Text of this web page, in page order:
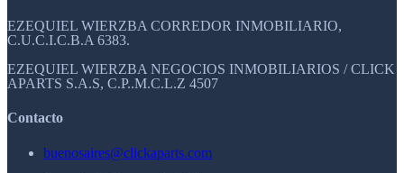
EZEQUIEL WIERZBA CORREDOR INMOBILIARIO,
C.U.C.I.C.B.A 6383.
EZEQUIEL WIERZBA NEGOCIOS INMOBILIARIOS / CLICK
APARTS S.A.S, C.P..M.C.L.Z 4507
Contacto
buenosaires@clickaparts.com